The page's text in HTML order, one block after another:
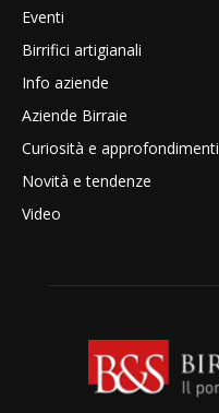
Eventi
Birrifici artigianali
Info aziende
Aziende Birraie
Curiosità e approfondimenti
Novità e tendenze
Video